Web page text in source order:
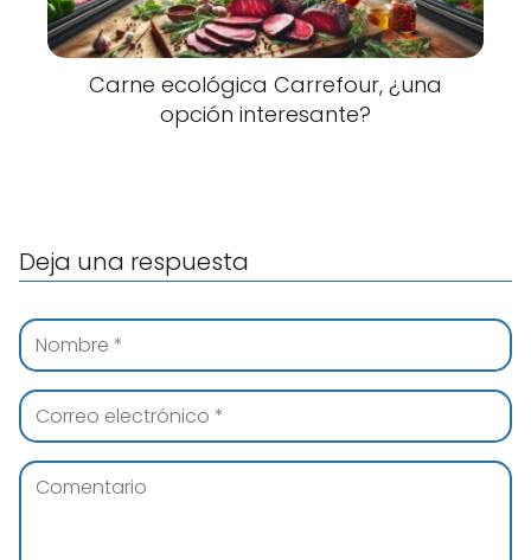
Carne ecológica Carrefour, ¿una
opción interesante?
Deja una respuesta